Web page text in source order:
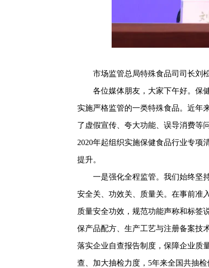
市场监管总局特殊食品司司长刘
各位媒体朋友，大家下午好。保
实施严格监管的一类特殊食品。近年
了虚假宣传、夸大功能、误导消费等
2020年起组织实施保健食品行业专项
提升。
一是强化全程监管。我们始终坚
安全关、功效关、质量关。在事前准
质量安全功效，规范功能声称和标签
保产品配方、生产工艺与注册备案技
落实企业自查报告制度，保障企业质
查、加大抽检力度，5年来全国共抽